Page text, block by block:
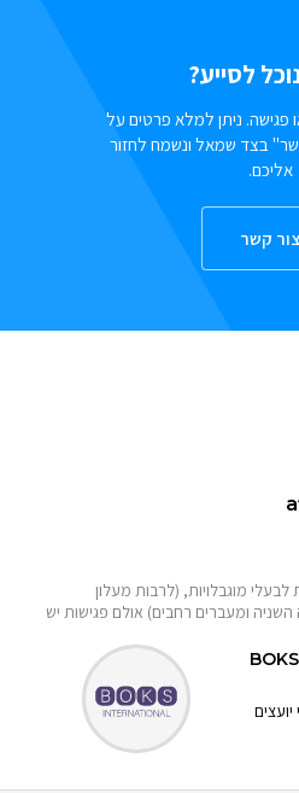
לסייע?
פגישה. ניתן למלא פרטים על
בצד שמאל ונשמח לחזור
אליכם.
צור קשר
מוגבלויות, (לרבות מעלון
ומעברים רחבים) אולם פגישות יש
BOKS